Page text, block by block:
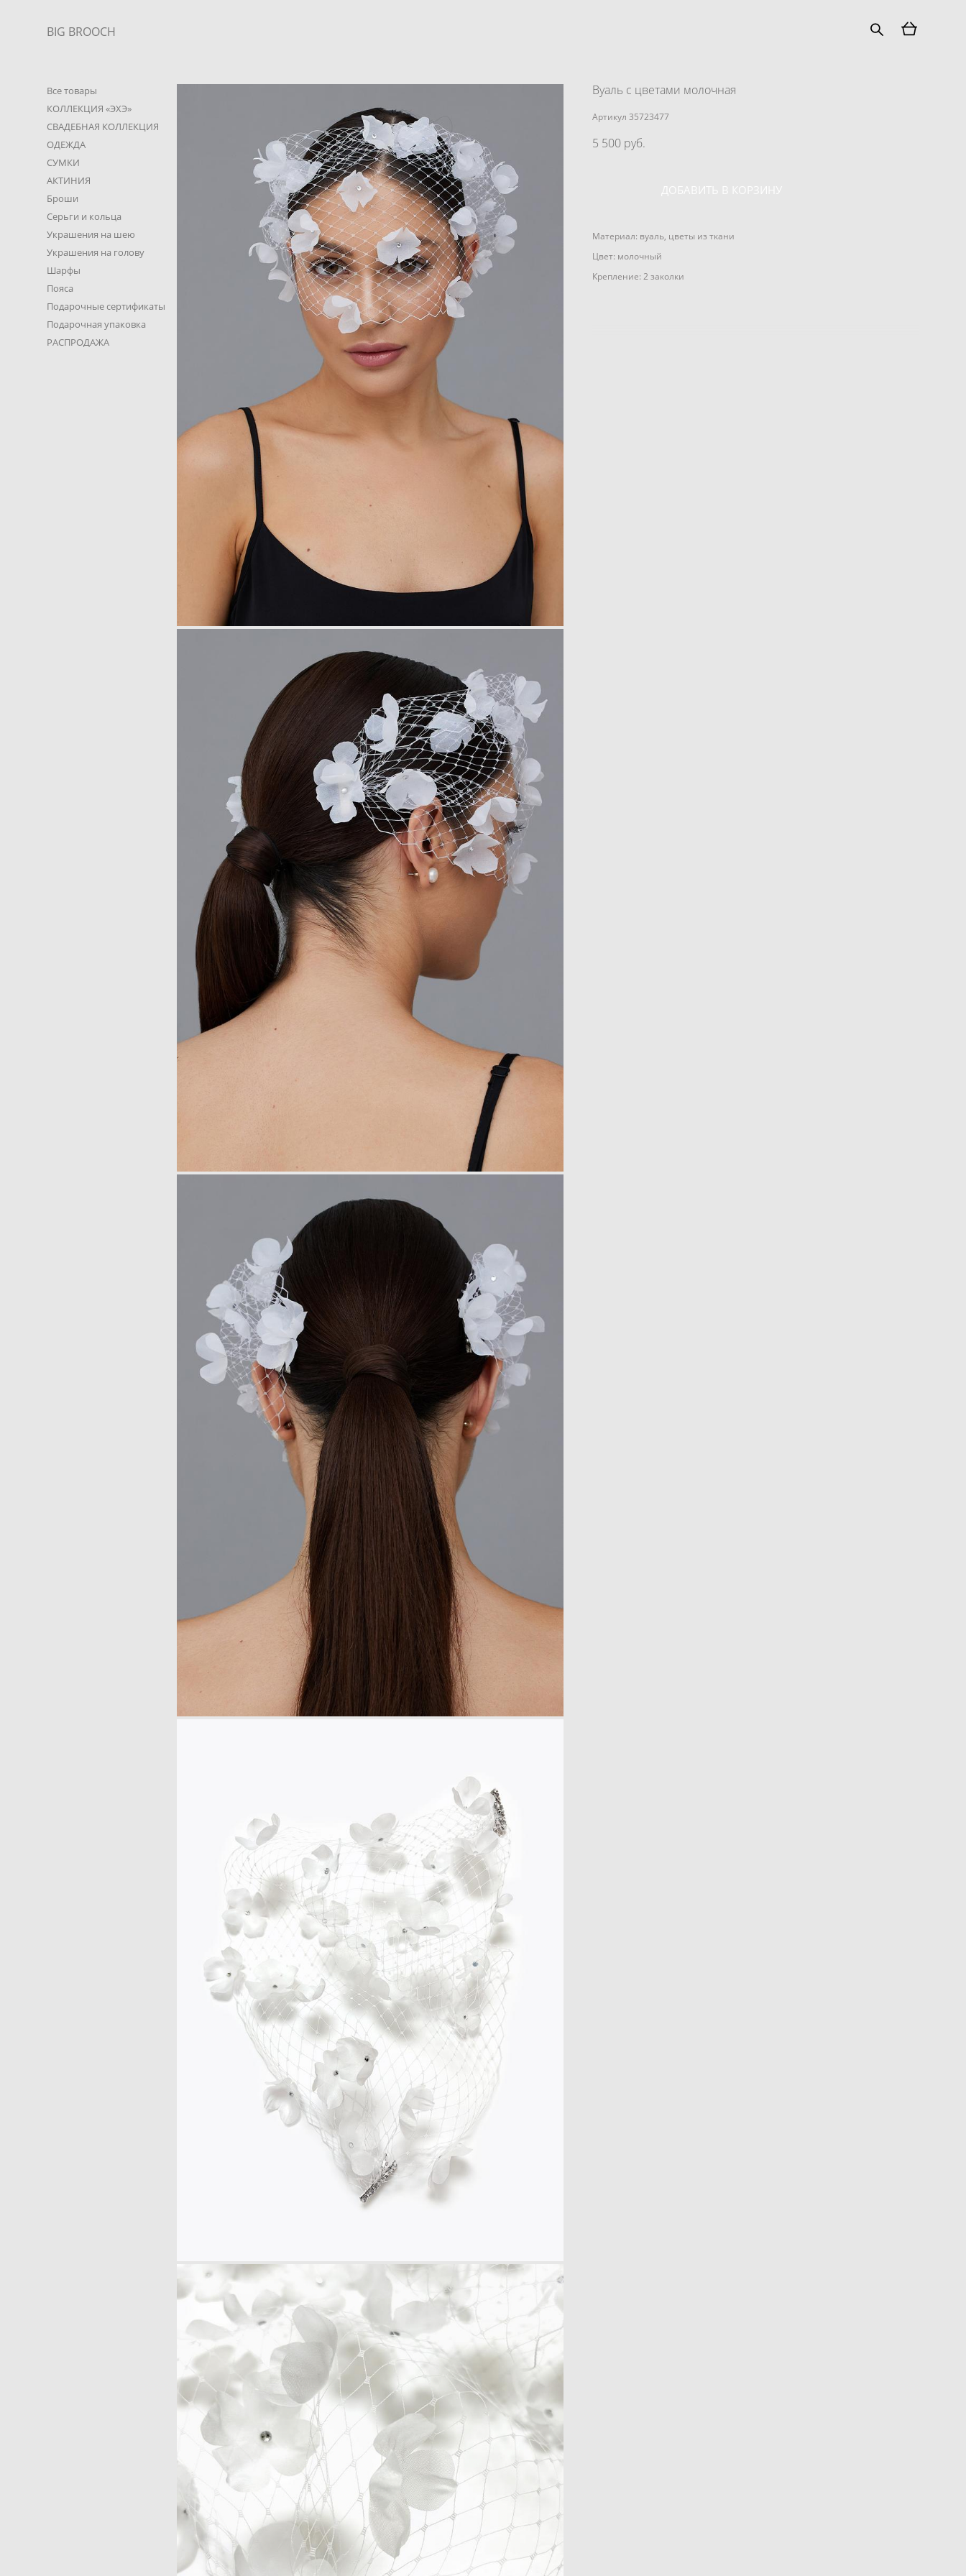
BIG BROOCH
Все товары
КОЛЛЕКЦИЯ «ЭХЭ»
СВАДЕБНАЯ КОЛЛЕКЦИЯ
ОДЕЖДА
СУМКИ
АКТИНИЯ
Броши
Серьги и кольца
Украшения на шею
Украшения на голову
Шарфы
Пояса
Подарочные сертификаты
Подарочная упаковка
РАСПРОДАЖА
Вуаль с цветами молочная
Артикул 35723477
5 500 pуб.
ДОБАВИТЬ В КОРЗИНУ
Материал: вуаль, цветы из ткани
Цвет: молочный
Крепление: 2 заколки